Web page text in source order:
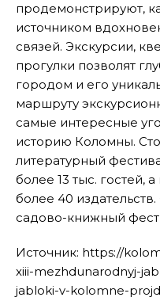
продемонстрируют,
источником
связей. Экскурсии,
прогулки позволят
городом и его
маршруту
самые интересные
историю Коломны.
литературный
более 13 тыс. гостей,
более 40
садово-книжный
Источник: https://
xiii-mezhdunarodnyj-
jabloki-v-kolomne-